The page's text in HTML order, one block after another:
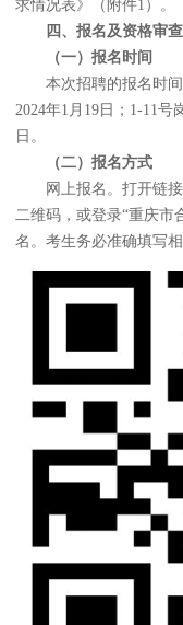
求情况表》（附件1）。
四 、 报名及资格审查
（一）报名时间
本次招聘的报名时
2024年1月19日；1-11号
日。
（二）报名方式
网上报名。打开链
二维码，或登录“重庆市
名。考生务必准确填写